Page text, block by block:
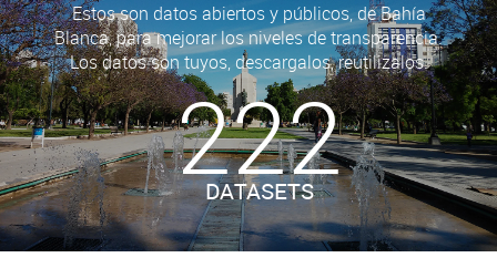
Estos son datos abiertos y públicos, de Bahía
Blanca, para mejorar los niveles de transparencia.
Los datos son tuyos, descargalos, reutilizalos.
222
DATASETS